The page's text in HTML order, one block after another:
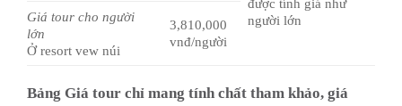
được tính giá như
người lớn
Giá tour cho người
lớn
Ở resort vew núi
3,810,000
vnđ/người
Bảng Giá tour chỉ mang tính chất tham khảo, giá